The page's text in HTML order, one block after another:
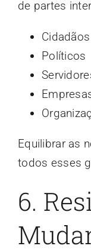
de partes
Cidadãos
Políticos
Equilibrar as
todos esses
6.